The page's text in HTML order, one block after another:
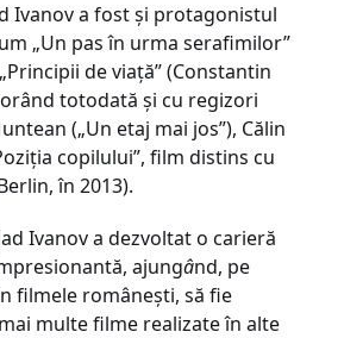
Ivanov a fost și protagonistul
„Un pas în urma serafimilor”
de viață” (Constantin
totodată și cu regizori
(„Un etaj mai jos”), Călin
copilului”, film distins cu
în 2013).
Ivanov a dezvoltat o carieră
ajungând, pe
filmele românești, să fie
multe filme realizate în alte